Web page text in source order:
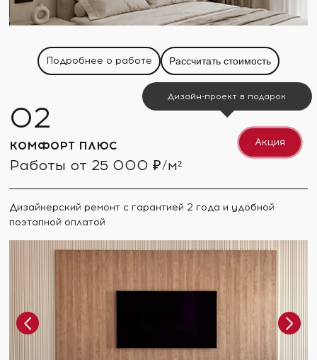
Подробнее о работе Рассчитать стоимость
КОМФОРТ ПЛЮС
Работы от 25 000 ₽/м²
Дизайнерский ремонт с гарантией 2 года и удобной
поэтапной оплатой
Акция
Дизайн-проект в подарок